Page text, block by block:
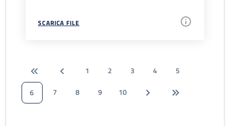
SCARICA FILE
1 2 3 4
5
6
7 8 9 10